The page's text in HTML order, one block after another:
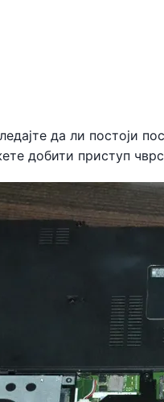
да ли постоји
добити приступ